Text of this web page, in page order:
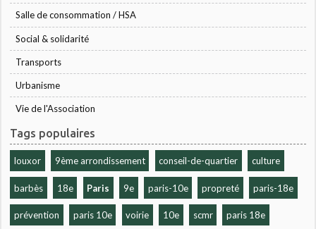
Salle de consommation / HSA
Social & solidarité
Transports
Urbanisme
Vie de l'Association
Tags populaires
louxor 9ème arrondissement conseil-de-quartier culture
barbès 18e Paris 9e paris-10e propreté paris-18e
prévention paris 10e voirie 10e scmr paris 18e